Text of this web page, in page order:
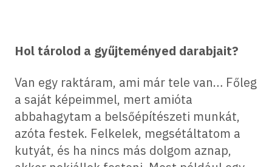
Hol tárolod a gyűjteményed darabjait?
Van egy raktáram, ami már tele van… Főleg
a saját képeimmel, mert amióta
abbahagytam a belsőépítészeti munkát,
azóta festek. Felkelek, megsétáltatom a
kutyát, és ha nincs más dolgom aznap,